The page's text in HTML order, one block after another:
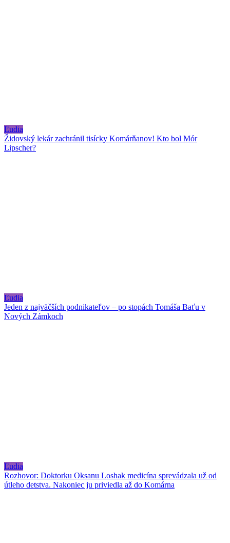
Ľudia
Židovský lekár zachránil tisícky Komárňanov! Kto bol Mór
Lipscher?
Ľudia
Jeden z najväčších podnikateľov – po stopách Tomáša Baťu v
Nových Zámkoch
Ľudia
Rozhovor: Doktorku Oksanu Loshak medicína sprevádzala už od
útleho detstva. Nakoniec ju priviedla až do Komárna